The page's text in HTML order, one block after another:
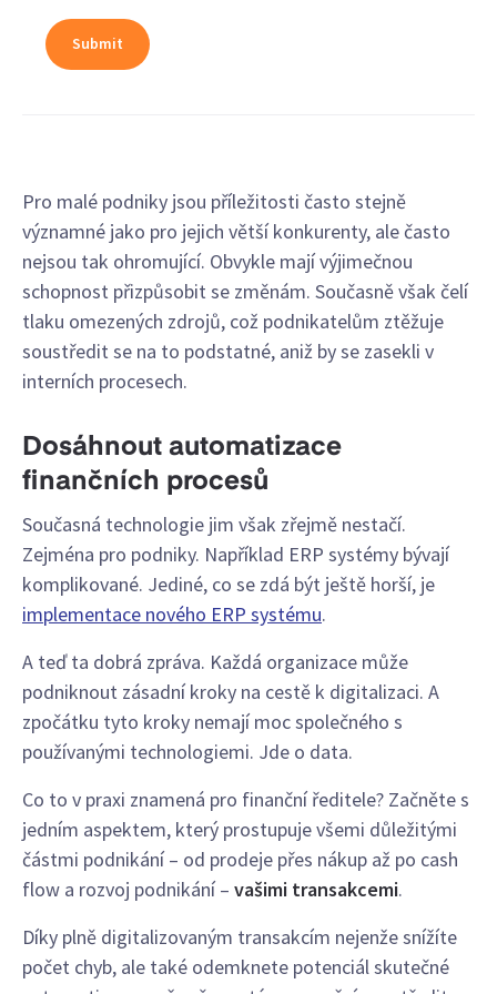
Pro malé podniky jsou příležitosti často stejně
významné jako pro jejich větší konkurenty, ale často
nejsou tak ohromující. Obvykle mají výjimečnou
schopnost přizpůsobit se změnám. Současně však čelí
tlaku omezených zdrojů, což podnikatelům ztěžuje
soustředit se na to podstatné, aniž by se zasekli v
interních procesech.
Dosáhnout automatizace
finančních procesů
Současná technologie jim však zřejmě nestačí.
Zejména pro podniky. Například ERP systémy bývají
komplikované. Jediné, co se zdá být ještě horší, je
implementace nového ERP systému.
A teď ta dobrá zpráva. Každá organizace může
podniknout zásadní kroky na cestě k digitalizaci. A
zpočátku tyto kroky nemají moc společného s
používanými technologiemi. Jde o data.
Co to v praxi znamená pro finanční ředitele? Začněte s
jedním aspektem, který prostupuje všemi důležitými
částmi podnikání – od prodeje přes nákup až po cash
flow a rozvoj podnikání – vašimi transakcemi.
Díky plně digitalizovaným transakcím nejenže snížíte
počet chyb, ale také odemknete potenciál skutečné